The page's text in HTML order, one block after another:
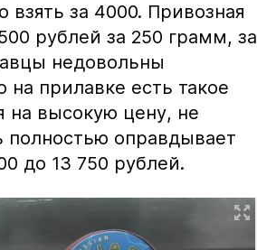
за 4000. Привозная
рублей за 250 грамм, за
недовольны
прилавке есть такое
на высокую цену, не
полностью оправдывает
до 13 750 рублей.